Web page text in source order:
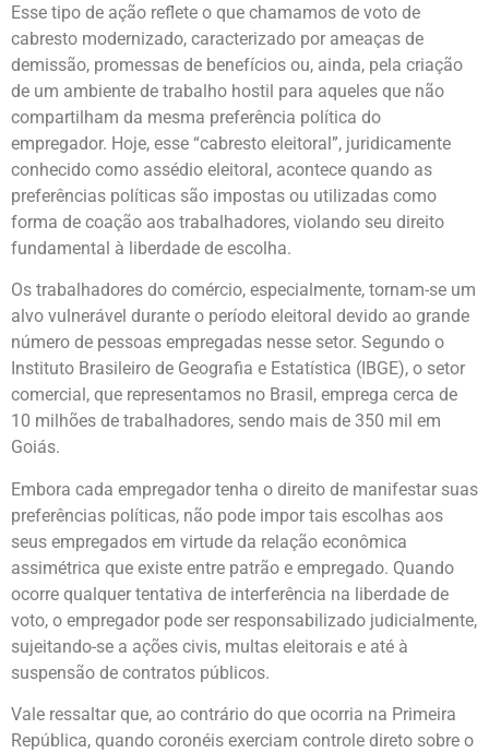
Esse tipo de ação reflete o que chamamos de voto de
cabresto modernizado, caracterizado por ameaças de
demissão, promessas de benefícios ou, ainda, pela criação
de um ambiente de trabalho hostil para aqueles que não
compartilham da mesma preferência política do
empregador. Hoje, esse “cabresto eleitoral”, juridicamente
conhecido como assédio eleitoral, acontece quando as
preferências políticas são impostas ou utilizadas como
forma de coação aos trabalhadores, violando seu direito
fundamental à liberdade de escolha.
Os trabalhadores do comércio, especialmente, tornam-se um
alvo vulnerável durante o período eleitoral devido ao grande
número de pessoas empregadas nesse setor. Segundo o
Instituto Brasileiro de Geografia e Estatística (IBGE), o setor
comercial, que representamos no Brasil, emprega cerca de
10 milhões de trabalhadores, sendo mais de 350 mil em
Goiás.
Embora cada empregador tenha o direito de manifestar suas
preferências políticas, não pode impor tais escolhas aos
seus empregados em virtude da relação econômica
assimétrica que existe entre patrão e empregado. Quando
ocorre qualquer tentativa de interferência na liberdade de
voto, o empregador pode ser responsabilizado judicialmente,
sujeitando-se a ações civis, multas eleitorais e até à
suspensão de contratos públicos.
Vale ressaltar que, ao contrário do que ocorria na Primeira
República, quando coronéis exerciam controle direto sobre o